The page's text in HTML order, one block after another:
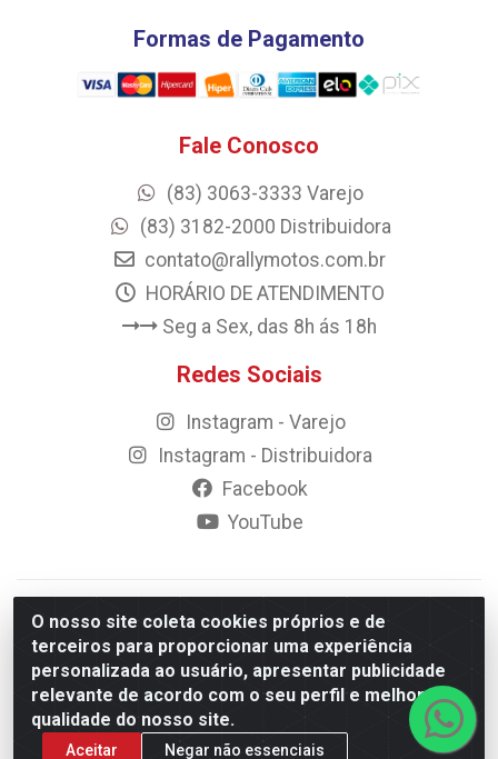
O nosso site coleta cookies próprios e de
terceiros para proporcionar uma experiência
personalizada ao usuário, apresentar publicidade
relevante de acordo com o seu perfil e melhorar a
qualidade do nosso site.
Aceitar Negar não essenciais
Formas de Pagamento
Fale Conosco
(83) 3063-3333 Varejo
(83) 3182-2000 Distribuidora
contato@rallymotos.com.br
HORÁRIO DE ATENDIMENTO
Seg a Sex, das 8h ás 18h
Redes Sociais
Instagram - Varejo
Instagram - Distribuidora
Facebook
YouTube
© 2023 Rally Motos - todos os direitos reservados.
Razão Social: Rally motos distribuidora, importadora e
transportadora de peças LTDA - CNPJ 09.262.859/0001-43 -
Rua Vigário Calixto 2900 - Catolé, Campina Grande/PB